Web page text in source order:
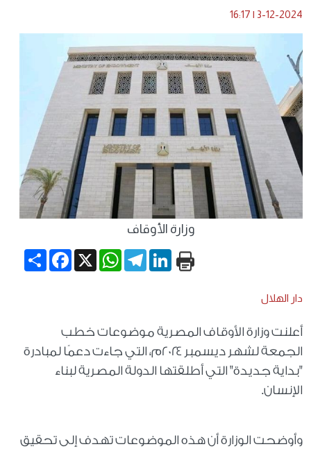
3-12-2024
|
16:17
وزارة الأوقاف
Share
Facebook X
WhatsApp
TelegramLinkedIn
دار الهلال
أعلنت وزارة الأوقاف المصرية موضوعات خطب
الجمعة لشهر ديسمبر ٢٠٢٤م، التي جاءت دعمًا لمبادرة
"بداية جديدة" التي أطلقتها الدولة المصرية لبناء
الإنسان.
وأوضحت الوزارة أن هذه الموضوعات تهدف إلى تحقيق